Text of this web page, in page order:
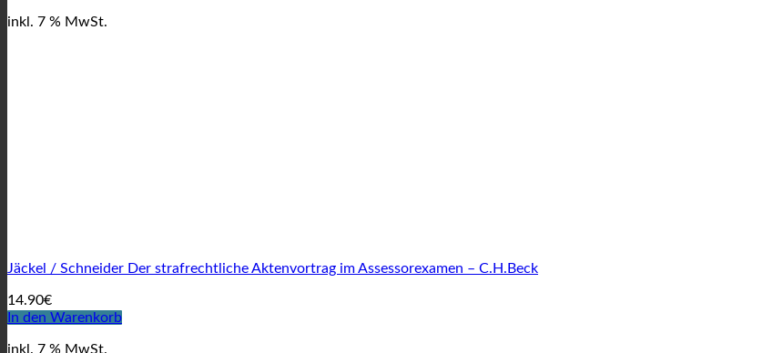
inkl. 7 % MwSt.
Jäckel / Schneider Der strafrechtliche Aktenvortrag im Assessorexamen – C.H.Beck
14.90€
In den Warenkorb
inkl. 7 % MwSt.